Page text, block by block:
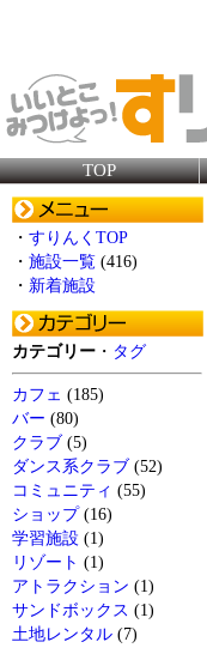
TOP
・ すりんくTOP
・ 施設一覧 (416)
・ 新着施設
カテゴリー ・ タグ
カフェ (185)
バー (80)
クラブ (5)
ダンス系クラブ (52)
コミュニティ (55)
ショップ(16)
学習施設 (1)
リゾート (1)
アトラクション (1)
サンドボックス (1)
土地レンタル (7)